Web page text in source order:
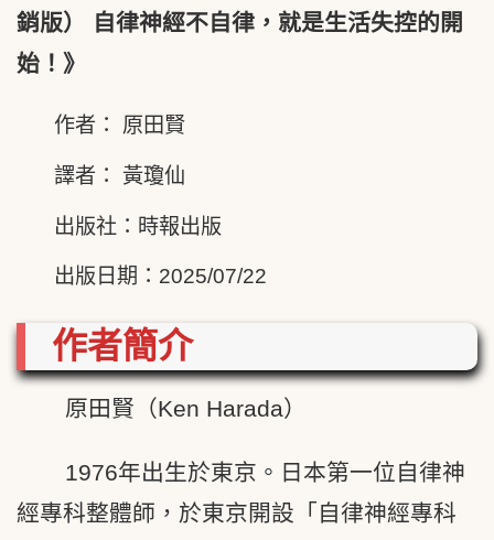
銷版）
自律神經不自律，就是生活失控的開
始！》
作者： 原田賢
譯者： 黃瓊仙
出版社：時報出版
出版日期：2025/07/22
作者簡介
原田賢（Ken Harada）
1976年出生於東京。日本第一位自律神
經專科整體師，於東京開設「自律神經專科